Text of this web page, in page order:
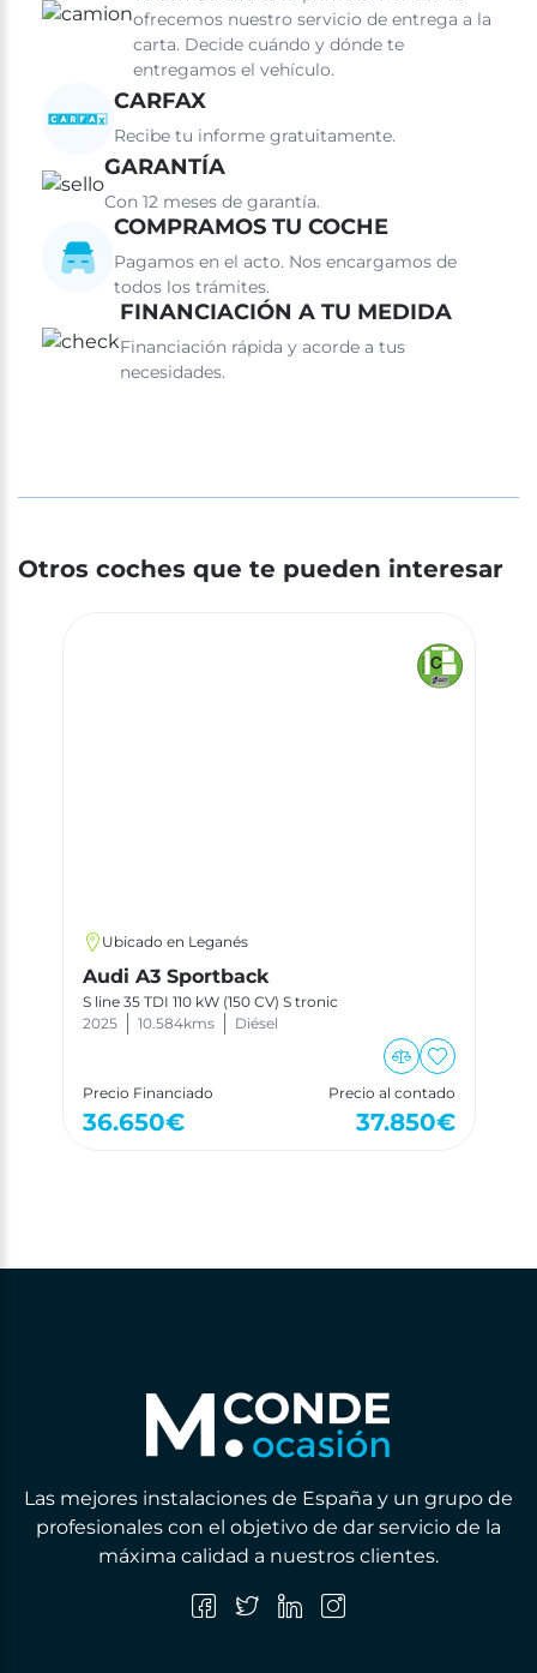
ofrecemos nuestro servicio de entrega a la
carta. Decide cuándo y dónde te
entregamos el vehículo.
CARFAX
Recibe tu informe gratuitamente.
GARANTÍA
Con 12 meses de garantía.
COMPRAMOS TU COCHE
Pagamos en el acto. Nos encargamos de
todos los trámites.
FINANCIACIÓN A TU MEDIDA
Financiación rápida y acorde a tus
necesidades.
Otros coches que te pueden interesar
Ubicado en Leganés
Audi A3 Sportback
S line 35 TDI 110 kW (150 CV) S tronic
2025
10.584kms Diésel
Precio Financiado
36.650€
Precio al contado
37.850€
Las mejores instalaciones de España y un grupo de
profesionales con el objetivo de dar servicio de la
máxima calidad a nuestros clientes.